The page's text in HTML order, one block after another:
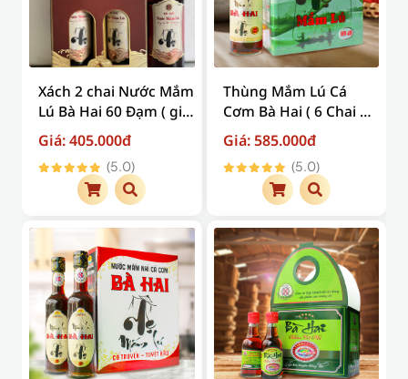
Xách 2 chai Nước Mắm
Lú Bà Hai 60 Đạm ( giá
trên đã bao gồm phí
vận chuyển )
Giá: 405.000đ
(5.0)
Thùng Mắm Lú Cá
Cơm Bà Hai ( 6 Chai X
500ml ) ( Giá trên đã
bao gồm phí vận
chuyển )
Giá: 585.000đ
(5.0)